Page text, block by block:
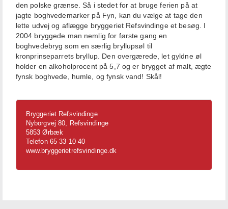
den polske grænse. Så i stedet for at bruge ferien på at
jagte boghvedemarker på Fyn, kan du vælge at tage den
lette udvej og aflægge bryggeriet Refsvindinge et besøg. I
2004 bryggede man nemlig for første gang en
boghvedebryg som en særlig bryllupsøl til
kronprinseparrets bryllup. Den overgærede, let gyldne øl
holder en alkoholprocent på 5,7 og er brygget af malt, ægte
fynsk boghvede, humle, og fynsk vand! Skål!
Bryggeriet Refsvindinge
Nyborgvej 80, Refsvindinge
5853 Ørbæk
Telefon 65 33 10 40
www.bryggerietrefsvindinge.dk